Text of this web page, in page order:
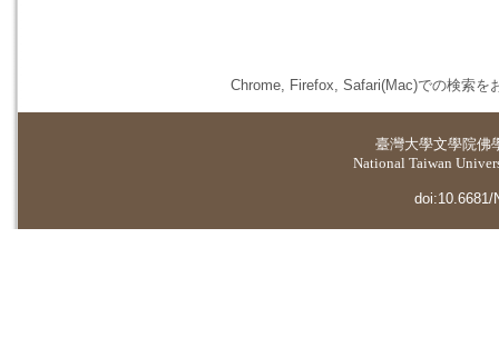
Chrome, Firefox, Safari(Mac)での検索を
臺灣大學文學院佛
National Taiwan
doi:10.6681/